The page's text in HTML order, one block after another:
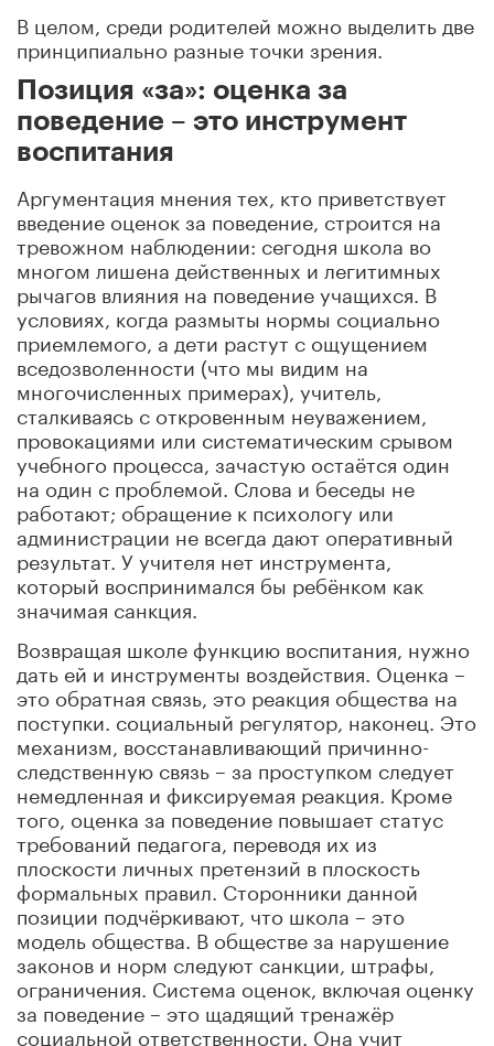
В целом, среди родителей можно выделить две
принципиально разные точки зрения.
Позиция «за»: оценка за
поведение – это инструмент
воспитания
Аргументация мнения тех, кто приветствует
введение оценок за поведение, строится на
тревожном наблюдении: сегодня школа во
многом лишена действенных и легитимных
рычагов влияния на поведение учащихся. В
условиях, когда размыты нормы социально
приемлемого, а дети растут с ощущением
вседозволенности (что мы видим на
многочисленных примерах), учитель,
сталкиваясь с откровенным неуважением,
провокациями или систематическим срывом
учебного процесса, зачастую остаётся один
на один с проблемой. Слова и беседы не
работают; обращение к психологу или
администрации не всегда дают оперативный
результат. У учителя нет инструмента,
который воспринимался бы ребёнком как
значимая санкция.
Возвращая школе функцию воспитания, нужно
дать ей и инструменты воздействия. Оценка –
это обратная связь, это реакция общества на
поступки. социальный регулятор, наконец. Это
механизм, восстанавливающий причинно-
следственную связь – за проступком следует
немедленная и фиксируемая реакция. Кроме
того, оценка за поведение повышает статус
требований педагога, переводя их из
плоскости личных претензий в плоскость
формальных правил. Сторонники данной
позиции подчёркивают, что школа – это
модель общества. В обществе за нарушение
законов и норм следуют санкции, штрафы,
ограничения. Система оценок, включая оценку
за поведение – это щадящий тренажёр
социальной ответственности. Она учит